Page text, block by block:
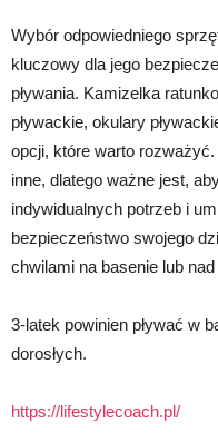
Wybór odpowiedniego
kluczowy dla jego
pływania. Kamizelka
pływackie, okulary
opcji, które warto
inne, dlatego ważne jest,
indywidualnych potrzeb i
bezpieczeństwo swojego
chwilami na basenie lub nad
3-latek powinien pływać w
dorosłych.
https://lifestylecoach.pl/